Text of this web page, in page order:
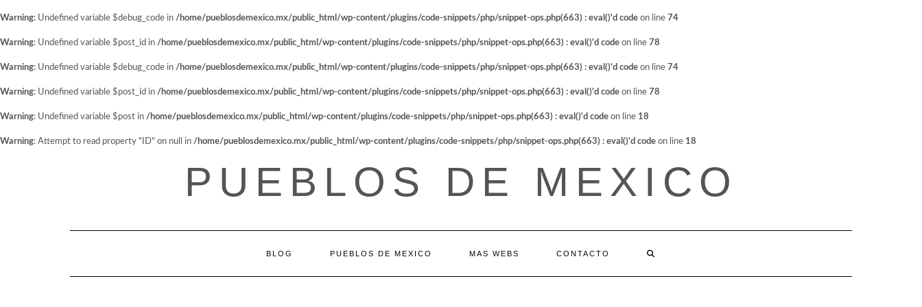
Warning: Undefined variable $debug_code in /home/pueblosdemexico.mx/public_html/wp-content/plugins/code-snippets/php/snippet-ops.php(663) : eval()'d code on line 74
Warning: Undefined variable $post_id in /home/pueblosdemexico.mx/public_html/wp-content/plugins/code-snippets/php/snippet-ops.php(663) : eval()'d code on line 78
Warning: Undefined variable $debug_code in /home/pueblosdemexico.mx/public_html/wp-content/plugins/code-snippets/php/snippet-ops.php(663) : eval()'d code on line 74
Warning: Undefined variable $post_id in /home/pueblosdemexico.mx/public_html/wp-content/plugins/code-snippets/php/snippet-ops.php(663) : eval()'d code on line 78
Warning: Undefined variable $post in /home/pueblosdemexico.mx/public_html/wp-content/plugins/code-snippets/php/snippet-ops.php(663) : eval()'d code on line 18
Warning: Attempt to read property "ID" on null in /home/pueblosdemexico.mx/public_html/wp-content/plugins/code-snippets/php/snippet-ops.php(663) : eval()'d code on line 18
PUEBLOS DE MEXICO
BLOG PUEBLOS DE MEXICO MAS WEBS CONTACTO